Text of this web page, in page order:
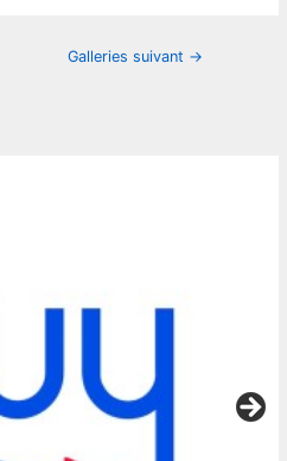
Galleries suivant →